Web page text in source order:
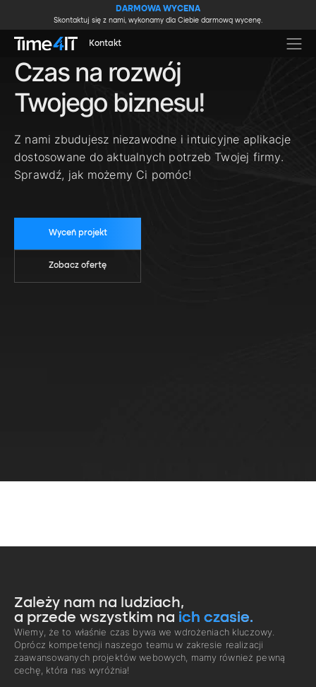
DARMOWA WYCENA
Skontaktuj się z nami, wykonamy dla Ciebie darmową wycenę.
Kontakt
Czas na rozwój
Twojego biznesu!
Z nami zbudujesz niezawodne i intuicyjne aplikacje
dostosowane do aktualnych potrzeb Twojej firmy.
Sprawdź, jak możemy Ci pomóc!
Wyceń projekt
Zobacz ofertę
Zależy nam na ludziach,
a przede wszystkim na ich czasie.
Wiemy, że to właśnie czas bywa we wdrożeniach kluczowy.
Oprócz kompetencji naszego teamu w zakresie realizacji
zaawansowanych projektów webowych, mamy również pewną
cechę, która nas wyróżnia!